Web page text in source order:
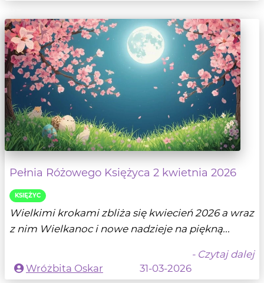
Pełnia Różowego Księżyca 2 kwietnia 2026
KSIĘŻYC
Wielkimi krokami zbliża się kwiecień 2026 a wraz
z nim Wielkanoc i nowe nadzieje na piękną...
- Czytaj dalej
Wróżbita Oskar
31-03-2026